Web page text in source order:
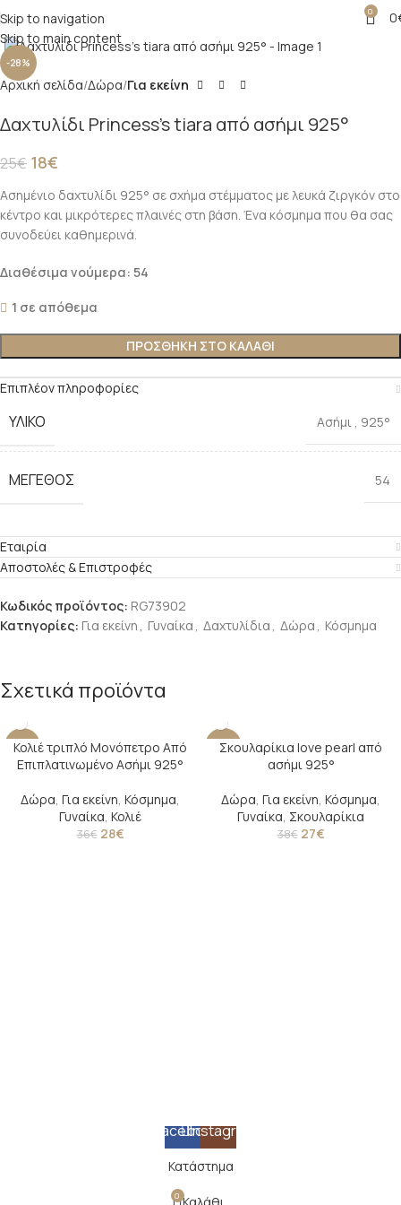
Skip to navigation
Skip to main content
0 0
-28%
Click to enlarge
Αρχική σελίδα Δώρα Για εκείνη
Δαχτυλίδι Princess’s tiara από ασήμι 925°
25€ 18€
Ασημένιο δαχτυλίδι 925° σε σχήμα στέμματος με λευκά ζιργκόν στο
κέντρο και μικρότερες πλαινές στη βάση. Ένα κόσμημα που θα σας
συνοδεύει καθημερινά.
Διαθέσιμα νούμερα: 54
1 σε απόθεμα
ΠΡΟΣΘΉΚΗ ΣΤΟ ΚΑΛΆΘΙ
Επιπλέον πληροφορίες
ΥΛΙΚΌ Ασήμι , 925°
ΜΈΓΕΘΟΣ 54
Εταιρία
Αποστολές & Επιστροφές
Κωδικός προϊόντος: RG73902
Κατηγορίες: Για εκείνη , Γυναίκα , Δαχτυλίδια , Δώρα , Κόσμημα
Σχετικά προϊόντα
-22%
Κολιέ τριπλό Μονόπετρο Από
Επιπλατινωμένο Ασήμι 925°
Δώρα, Για εκείνη, Κόσμημα,
Γυναίκα, Κολιέ
36€ 28€
-29%
Σκουλαρίκια love pearl από
ασήμι 925°
Δώρα, Για εκείνη, Κόσμημα,
Γυναίκα, Σκουλαρίκια
38€ 27€
Facebook
Instagram
Κατάστημα
0